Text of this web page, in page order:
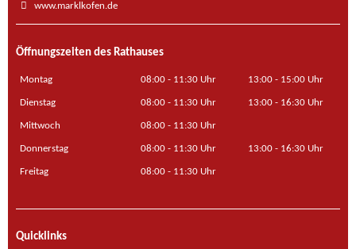
www.marklkofen.de
Öffnungszeiten des Rathauses
Montag 08:00 - 11:30 Uhr 13:00 - 15:00 Uhr
Dienstag 08:00 - 11:30 Uhr 13:00 - 16:30 Uhr
Mittwoch 08:00 - 11:30 Uhr
Donnerstag 08:00 - 11:30 Uhr 13:00 - 16:30 Uhr
Freitag 08:00 - 11:30 Uhr
Quicklinks